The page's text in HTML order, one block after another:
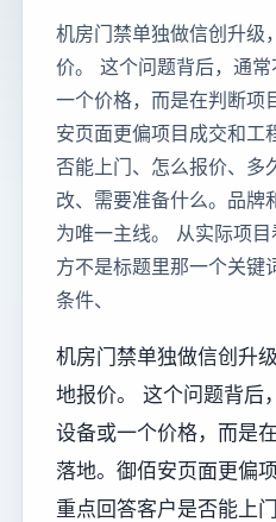
机房门禁单独做信创升级
价。 这个问题背后，通
一个价格，而是在判断项
安页面更偏项目成交和工
否能上门、怎么报价、多
改、需要准备什么。品牌
为唯一主线。 从实际项
方不是标题里那一个关键
条件、
机房门禁单独做信创升
地报价。 这个问题背后
设备或一个价格，而是
落地。御佰安页面更偏
重点回答客户是否能上